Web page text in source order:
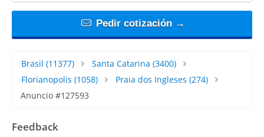
Pedir cotización →
Brasil (11377) Santa Catarina (3400)
Florianopolis (1058) Praia dos Ingleses (274)
Anuncio #127593
Feedback